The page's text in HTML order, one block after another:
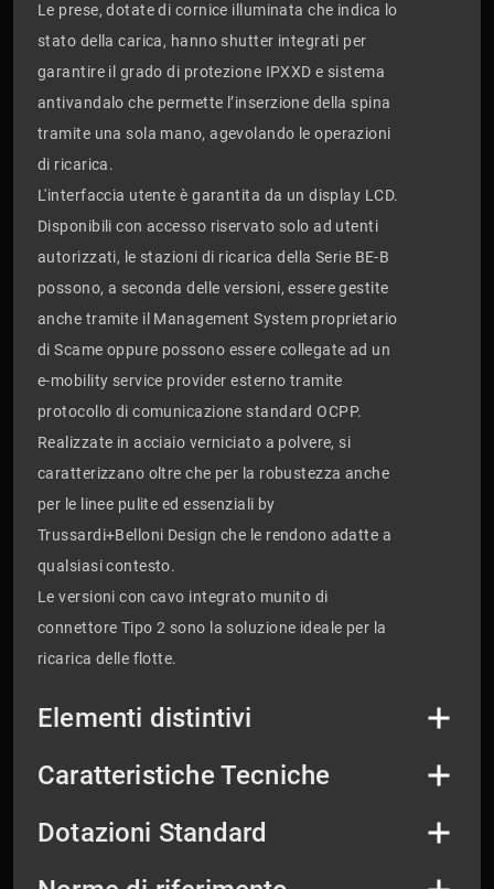
Le prese, dotate di cornice illuminata che indica lo
stato della carica, hanno shutter integrati per
garantire il grado di protezione IPXXD e sistema
antivandalo che permette l’inserzione della spina
tramite una sola mano, agevolando le operazioni
di ricarica.
L'interfaccia utente è garantita da un display LCD.
Disponibili con accesso riservato solo ad utenti
autorizzati, le stazioni di ricarica della Serie BE-B
possono, a seconda delle versioni, essere gestite
anche tramite il Management System proprietario
di Scame oppure possono essere collegate ad un
e-mobility service provider esterno tramite
protocollo di comunicazione standard OCPP.
Realizzate in acciaio verniciato a polvere, si
caratterizzano oltre che per la robustezza anche
per le linee pulite ed essenziali by
Trussardi+Belloni Design che le rendono adatte a
qualsiasi contesto.
Le versioni con cavo integrato munito di
connettore Tipo 2 sono la soluzione ideale per la
ricarica delle flotte.
Elementi distintivi
Caratteristiche Tecniche
Dotazioni Standard